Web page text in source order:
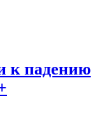
к падению